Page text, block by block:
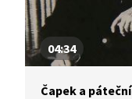
04:34
Čapek a